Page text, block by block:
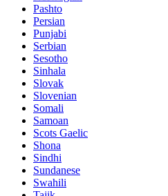
Pashto
Persian
Punjabi
Serbian
Sesotho
Sinhala
Slovak
Slovenian
Somali
Samoan
Scots Gaelic
Shona
Sindhi
Sundanese
Swahili